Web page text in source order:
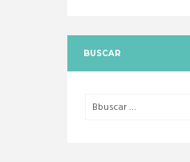
BUSCAR